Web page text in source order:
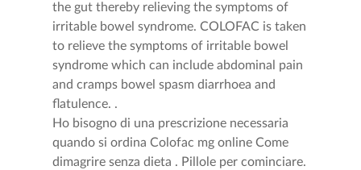
the gut thereby relieving the symptoms of
irritable bowel syndrome. COLOFAC is taken
to relieve the symptoms of irritable bowel
syndrome which can include abdominal pain
and cramps bowel spasm diarrhoea and
flatulence. .
Ho bisogno di una prescrizione necessaria
quando si ordina Colofac mg online Come
dimagrire senza dieta . Pillole per cominciare.